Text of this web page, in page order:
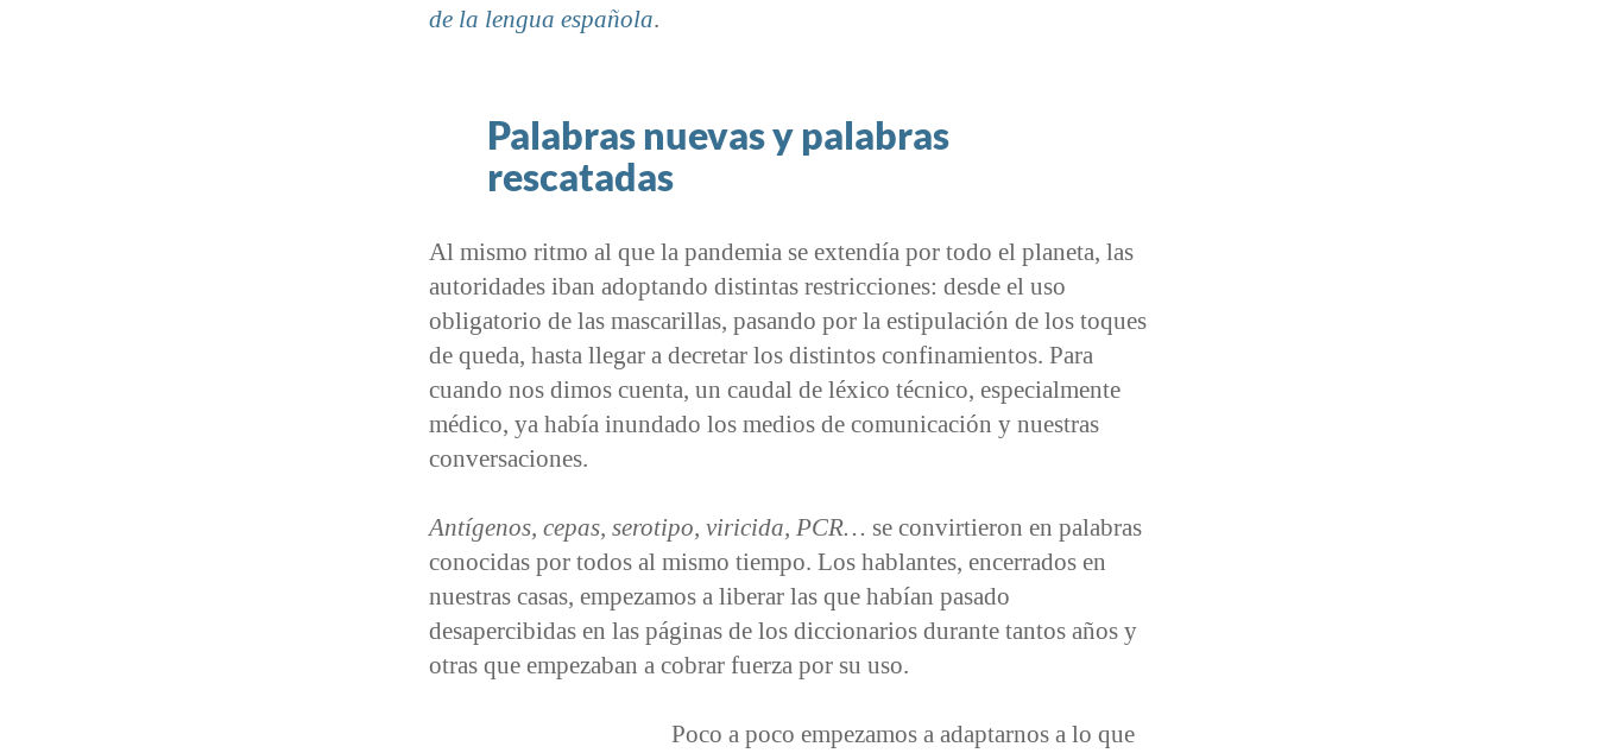
de la lengua española.
Palabras nuevas y palabras
rescatadas
Al mismo ritmo al que la pandemia se extendía por todo el planeta, las
autoridades iban adoptando distintas restricciones: desde el uso
obligatorio de las mascarillas, pasando por la estipulación de los toques
de queda, hasta llegar a decretar los distintos confinamientos. Para
cuando nos dimos cuenta, un caudal de léxico técnico, especialmente
médico, ya había inundado los medios de comunicación y nuestras
conversaciones.
Antígenos, cepas, serotipo, viricida, PCR… se convirtieron en palabras
conocidas por todos al mismo tiempo. Los hablantes, encerrados en
nuestras casas, empezamos a liberar las que habían pasado
desapercibidas en las páginas de los diccionarios durante tantos años y
otras que empezaban a cobrar fuerza por su uso.
Poco a poco empezamos a adaptarnos a lo que